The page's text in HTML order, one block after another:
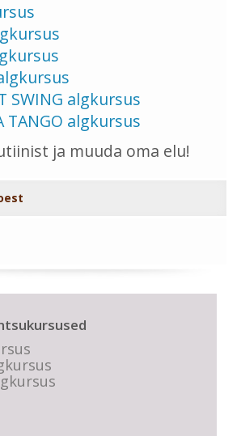
SWING algkursus
TANGO algkursus
ja muuda oma elu!